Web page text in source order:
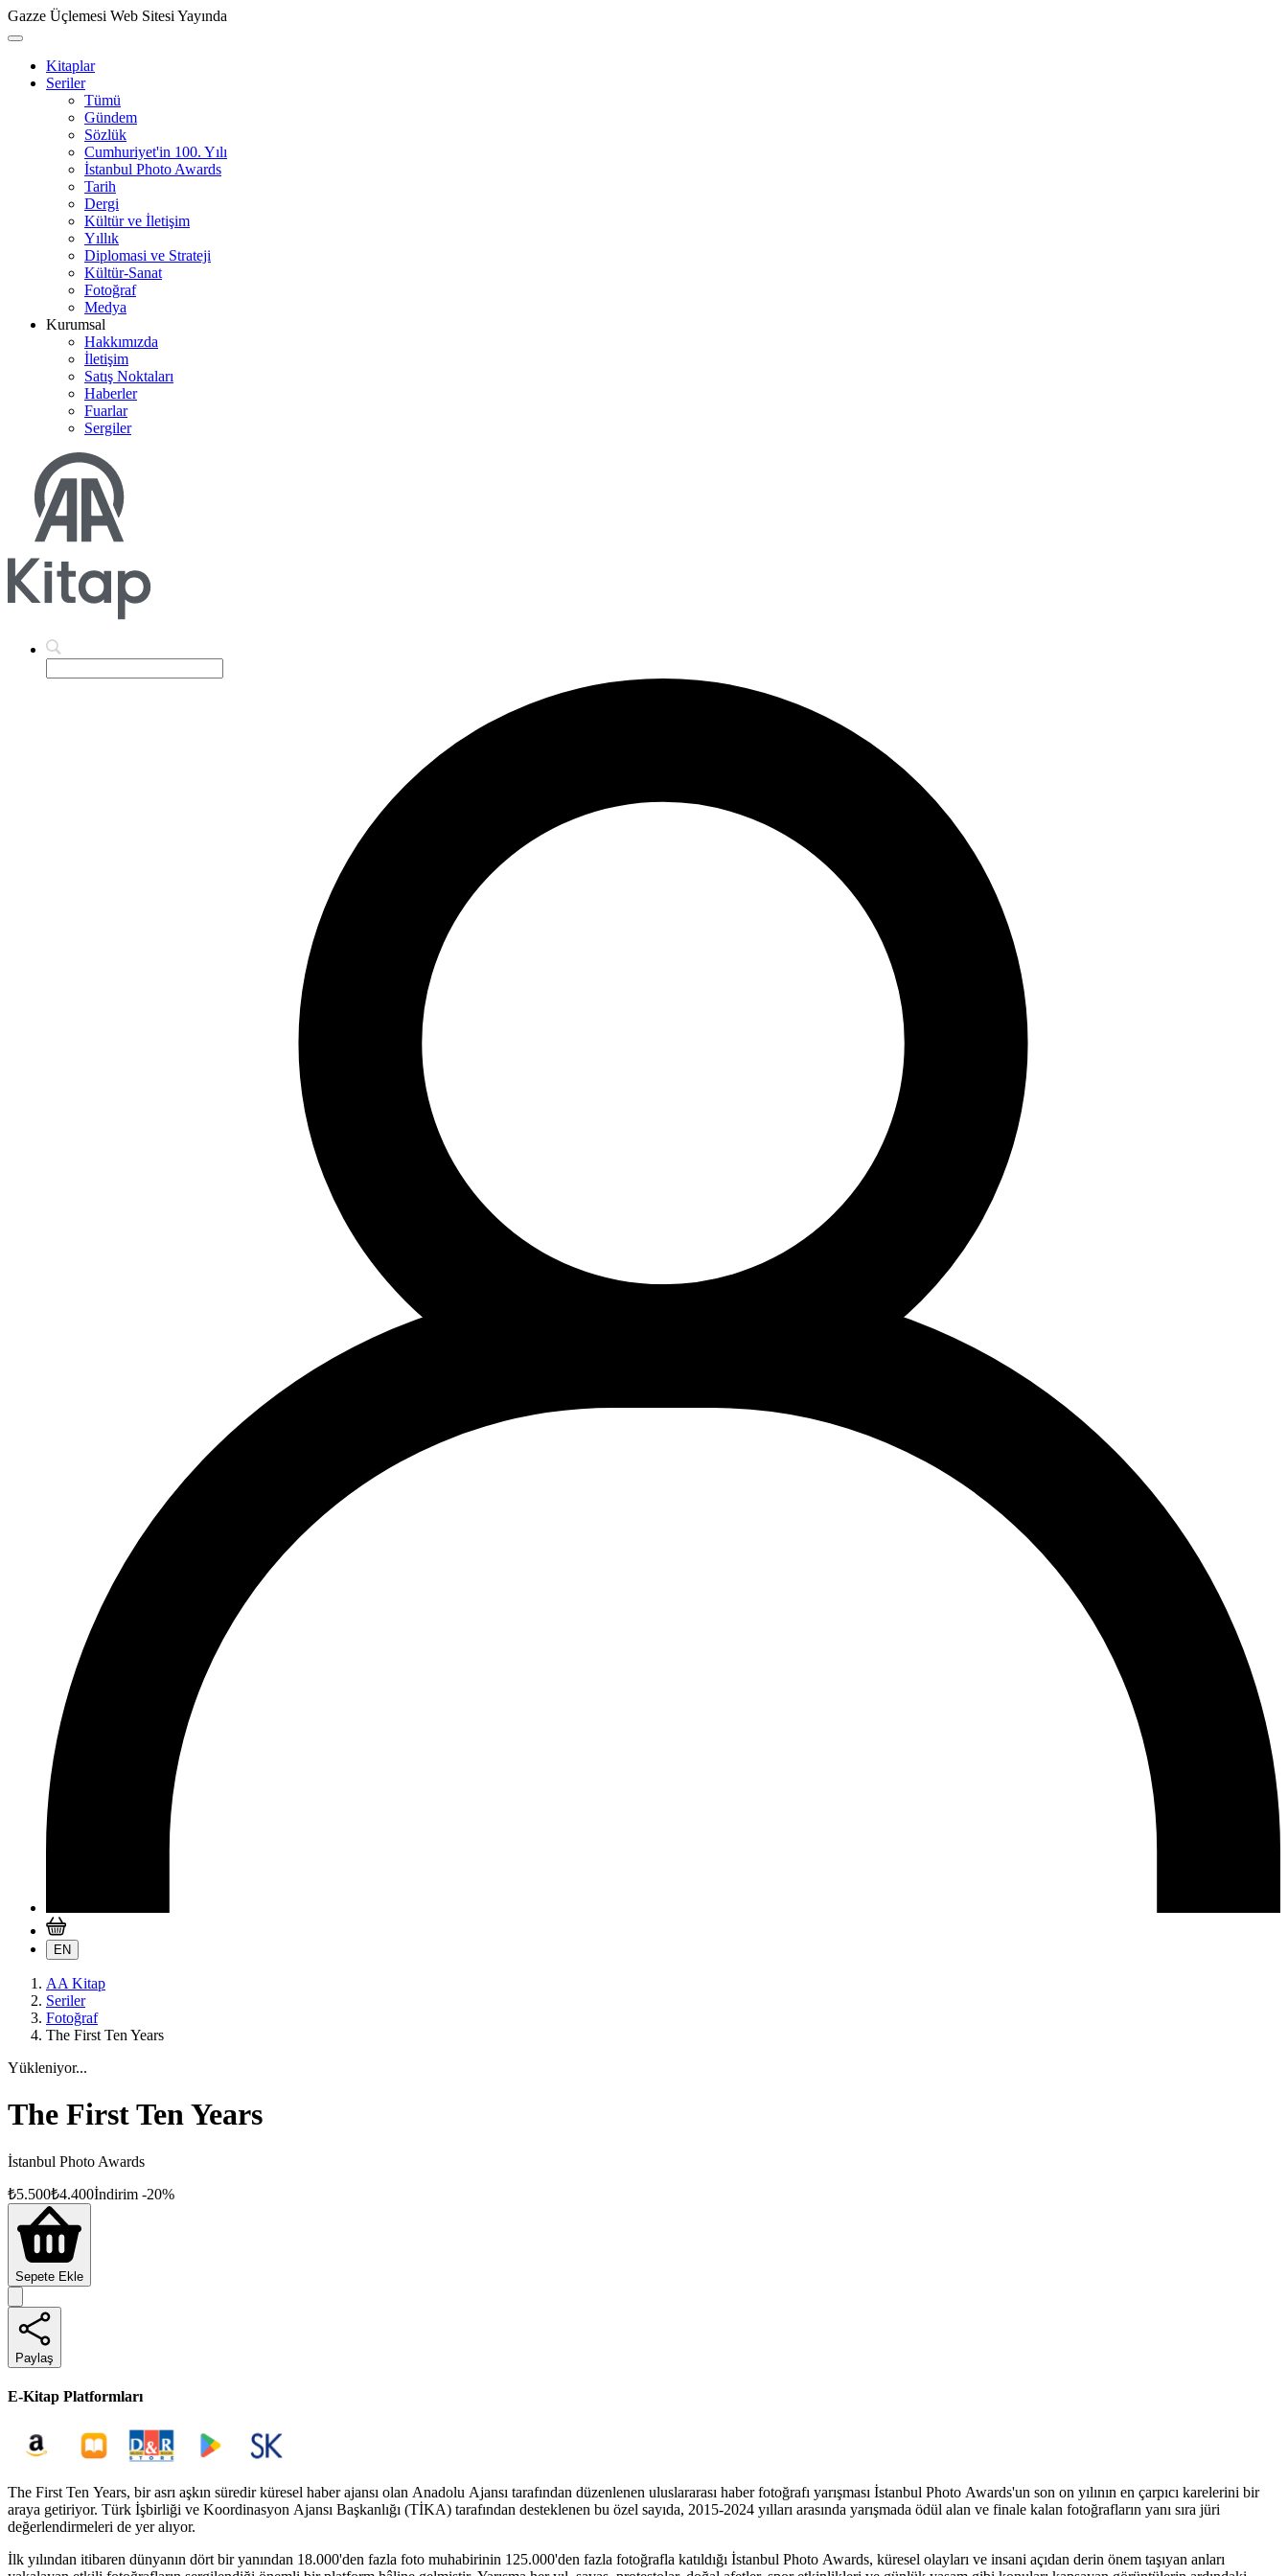
Gazze Üçlemesi Web Sitesi Yayında
Kitaplar
Seriler
Tümü
Gündem
Sözlük
Cumhuriyet'in 100. Yılı
İstanbul Photo Awards
Tarih
Dergi
Kültür ve İletişim
Yıllık
Diplomasi ve Strateji
Kültür-Sanat
Fotoğraf
Medya
Kurumsal
Hakkımızda
İletişim
Satış Noktaları
Haberler
Fuarlar
Sergiler
EN
AA Kitap
Seriler
Fotoğraf
The First Ten Years
Yükleniyor...
The First Ten Years
İstanbul Photo Awards
₺5.500₺4.400İndirim -20%
Sepete Ekle
Paylaş
E-Kitap Platformları
The First Ten Years, bir asrı aşkın süredir küresel haber ajansı olan Anadolu Ajansı tarafından düzenlenen uluslararası haber fotoğrafı yarışması İstanbul Photo Awards'un son on yılının en çarpıcı karelerini bir
araya getiriyor. Türk İşbirliği ve Koordinasyon Ajansı Başkanlığı (TİKA) tarafından desteklenen bu özel sayıda, 2015-2024 yılları arasında yarışmada ödül alan ve finale kalan fotoğrafların yanı sıra jüri
değerlendirmeleri de yer alıyor.
İlk yılından itibaren dünyanın dört bir yanından 18.000'den fazla foto muhabirinin 125.000'den fazla fotoğrafla katıldığı İstanbul Photo Awards, küresel olayları ve insani açıdan derin önem taşıyan anları